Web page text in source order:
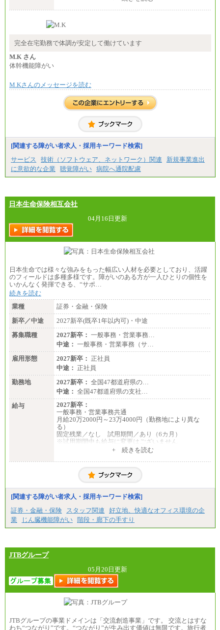
（５）月給147,800円以上（実働6時間）
時給 1,226円（実働4.5時間）
間額換算額）
・退職金相当手当 37円
ざいません。
完全在宅勤務で体調が安定して働けています
M.K さん
体幹機能障がい
M.Kさんのメッセージを読む
[関連する障がい者求人・採用キーワード検索]
サービス
技術（ソフトウェア、ネットワーク）関連
新規事業進出
に意欲的な企業
聴覚障がい 病院へ通院配慮
日本生命保険相互会社
04月16日更新
日本生命では様々な強みをもった幅広い人材を必要としており、活躍
のフィールドは多種多様です。障がいのある方が一人ひとりの個性を
いかんなく発揮できる、“サポ…
続きを読む
業種
証券・金融・保険
新卒／中途
2027新卒(既卒1年以内可)・中途
募集職種
2027新卒： 一般事務・営業事務…
中途： 一般事務・営業事務（サ…
雇用形態
2027新卒： 正社員
中途： 正社員
勤務地
2027新卒： 全国47都道府県の…
中途： 全国47都道府県の支社…
給与
2027新卒：
一般事務・営業事務共通
月給20万2000円～23万4000円（勤務地により異な
る）
固定残業／なし 試用期間／あり（6カ月）
※試用期間中も給与に変更はございません
月給20万2000円～23万4000円（勤務地により異な
固定残業／なし 試用期間／あり（6か月）
+ 続きを読む
[関連する障がい者求人・採用キーワード検索]
証券・金融・保険
スタッフ関連
好立地、快適なオフィス環境の企
業
じん臓機能障がい 階段・廊下の手すり
JTBグループ
05月20日更新
JTBグループの事業ドメインは「交流創造事業」です。 交流とはすな
わち“つながり”です。“つながり”が生み出す価値は無限です。旅行者